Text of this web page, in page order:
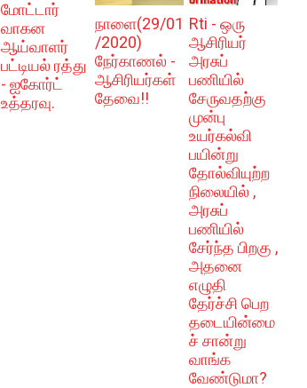
மோட்டார்
வாகன
ஆய்வாளர்
பட்டியல் ரத்து
- ஐகோர்ட்
உத்தரவு.
நாளை(29/01
/2020)
நேர்காணல் -
ஆசிரியர்கள்
தேவை!!
Rti - ஒரு
ஆசிரியர்
அரசுப்
பணியில்
சேருவதற்கு
முன்பு
உயர்கல்வி
பயின்று
தோல்வியுற்ற
நிலையில் ,
அரசுப்
பணியில்
சேர்ந்த பிறகு ,
அதனை
எழுதி
தேர்ச்சி பெற
தடையின்மை
ச் சான்று
வாங்க
வேண்டுமா?